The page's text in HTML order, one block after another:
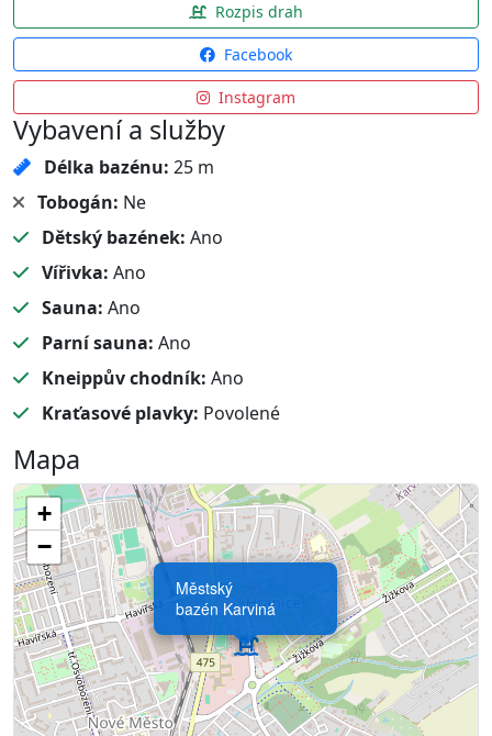
Rozpis drah
Facebook
Instagram
Vybavení a služby
Délka bazénu: 25 m
Tobogán: Ne
Dětský bazének: Ano
Vířivka: Ano
Sauna: Ano
Parní sauna: Ano
Kneippův chodník: Ano
Kraťasové plavky: Povolené
Mapa
Městský
bazén Karviná
+
−